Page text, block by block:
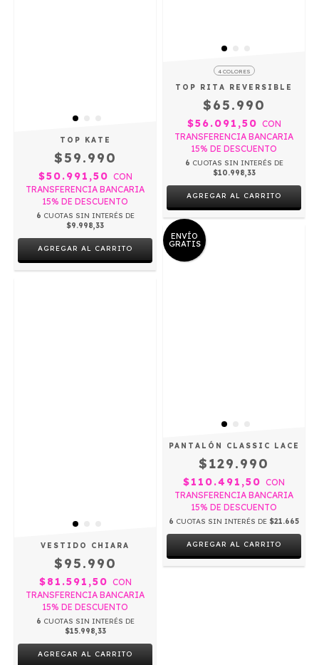
TOP KATE
$59.990
$50.991,50 CON
TRANSFERENCIA BANCARIA
15% DE DESCUENTO
6 CUOTAS SIN INTERÉS DE
$9.998,33
AGREGAR AL CARRITO
4 COLORES
TOP RITA REVERSIBLE
$65.990
$56.091,50 CON
TRANSFERENCIA BANCARIA
15% DE DESCUENTO
6 CUOTAS SIN INTERÉS DE
$10.998,33
AGREGAR AL CARRITO
VESTIDO CHIARA
$95.990
$81.591,50 CON
TRANSFERENCIA BANCARIA
15% DE DESCUENTO
6 CUOTAS SIN INTERÉS DE
$15.998,33
AGREGAR AL CARRITO
ENVÍO
GRATIS
PANTALÓN CLASSIC LACE
$129.990
$110.491,50 CON
TRANSFERENCIA BANCARIA
15% DE DESCUENTO
6 CUOTAS SIN INTERÉS DE $21.665
AGREGAR AL CARRITO